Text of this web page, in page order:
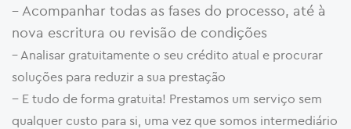
– Acompanhar todas as fases do processo, até à
nova escritura ou revisão de condições
– Analisar gratuitamente o seu crédito atual e procurar
soluções para reduzir a sua prestação
– E tudo de forma gratuita! Prestamos um serviço sem
qualquer custo para si, uma vez que somos intermediário